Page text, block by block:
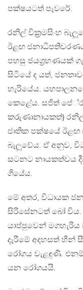
පක්ෂයටත් පැවරේ.
රනිල් වික‍්‍රමසිංහ
ඊළඟ
පහසු ජයග‍්‍රහණයක්
සිටියේ ද යත්,
හැරියේය.
කෙළේය. සජිත්
කරුණානායකත්)
ජාතික පක්ෂයේ ඊළඟ
බැලූවේය. ඒ අනුව,
සටනට නායකත්වය
ගියේය.
මේ අතර, විධායක
සිරිසේනටත් බෝ විය.
යාප්පුවෙන්
දැරීමේ අදහසත්
රෝගය වැළඳුණි.
යන රෝගයයි.